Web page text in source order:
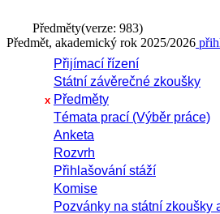
Předměty(verze: 983)
Předmět, akademický rok 2025/2026
Přijímací řízení
Státní závěrečné zkoušky
x Předměty
Témata prací (Výběr práce)
Anketa
Rozvrh
Přihlašování stáží
Komise
Pozvánky na státní zkoušky